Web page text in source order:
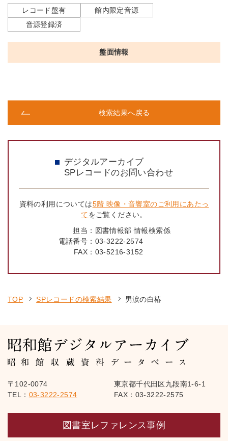
盤面情報
レコード盤有
館内限定音源
音源登録済
検索結果へ戻る
デジタルアーカイブ
SPレコードのお問い合わせ
資料の利用については5階 映像・音響室のご利用にあたっ
てをご覧ください。
担当： 図書情報部 情報検索係
電話番号： 03-3222-2574
FAX： 03-5216-3152
TOP SPレコードの検索結果 男涙の白椿
〒102-0074
東京都千代田区九段南1-6-1
TEL： 03-3222-2574 FAX：03-3222-2575
図書室レファレンス事例